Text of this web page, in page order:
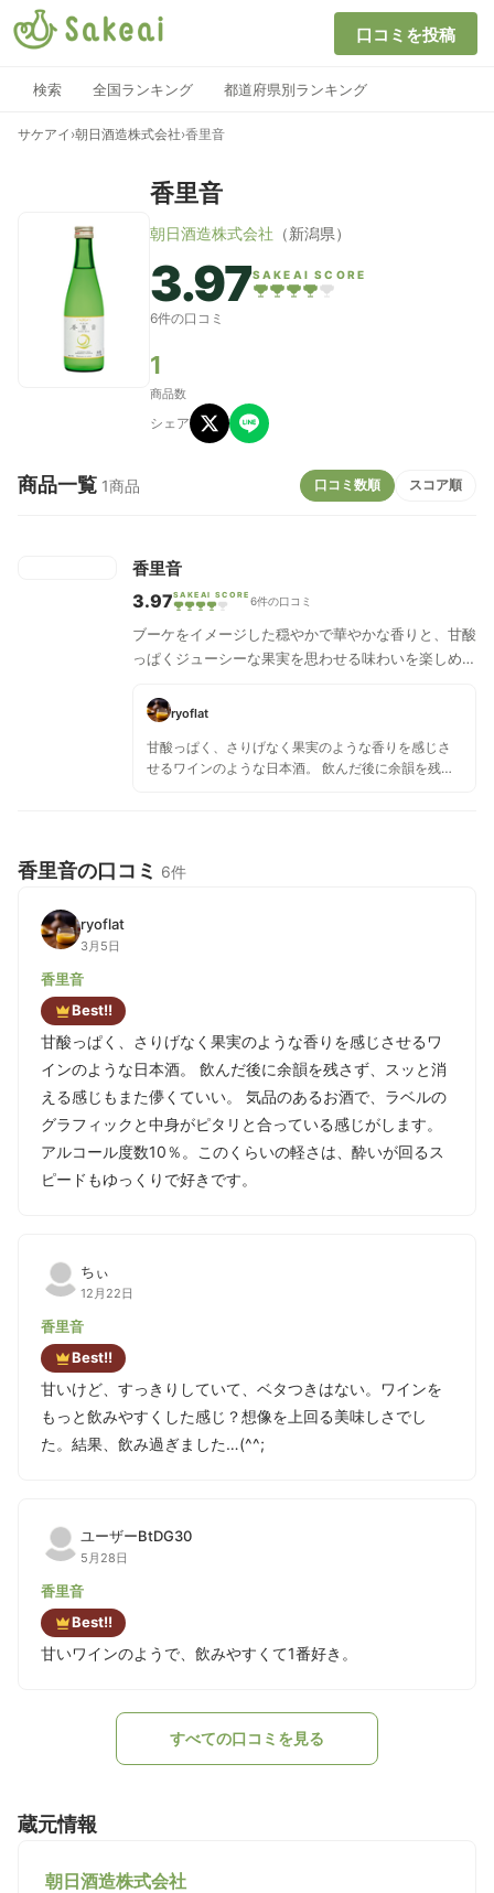
口コミを投稿
検索 全国ランキング 都道府県別ランキング
サケアイ ›朝日酒造株式会社›香里音
香里音
朝日酒造株式会社 （新潟県）
3.97SAKEAI SCORE
6件の口コミ
1
商品数
シェア
商品一覧 1商品 口コミ数順 スコア順
香里音
3.97SAKEAI SCORE 6件の口コミ
ブーケをイメージした穏やかで華やかな香りと、甘酸
っぱくジューシーな果実を思わせる味わいを楽しめる
ryoflat
甘酸っぱく、さりげなく果実のような香りを感じさ
せるワインのような日本酒。 飲んだ後に余韻を残さ
で好きです。
香里音の口コミ 6件
ryoflat
3月5日
香里音
Best!!
甘酸っぱく、さりげなく果実のような香りを感じさせるワ
インのような日本酒。 飲んだ後に余韻を残さず、スッと消
える感じもまた儚くていい。 気品のあるお酒で、ラベルの
グラフィックと中身がピタリと合っている感じがします。
アルコール度数10％。このくらいの軽さは、酔いが回るス
ピードもゆっくりで好きです。
ちぃ
12月22日
香里音
Best!!
甘いけど、すっきりしていて、ベタつきはない。ワインを
もっと飲みやすくした感じ？想像を上回る美味しさでし
た。結果、飲み過ぎました…(^^;
ユーザーBtDG30
5月28日
香里音
Best!!
甘いワインのようで、飲みやすくて1番好き。
すべての口コミを見る
蔵元情報
朝日酒造株式会社